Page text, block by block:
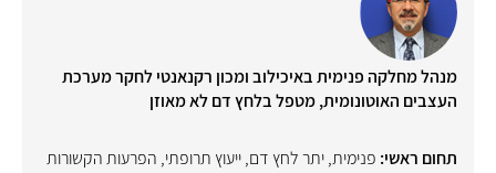
מנהל מחלקה פנימית באיכילוב ומכון רקנאנטי לחקר מערכת
העצבים האוטונומית, מטפל בלחץ דם לא מאוזן
תחום ראשי: פנימית,יתר לחץ דם,ייעוץ תרופתי, הפרעות הקשורות